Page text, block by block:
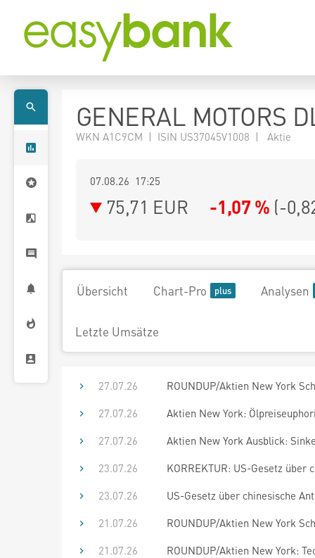
GENERAL MOTORS
WKN A1C9CM | ISIN US37045V1008 | Aktie
07.08.26 17:25
75,71 EUR -1,07 % (-
Übersicht Chart-Pro Analysen
Letzte Umsätze
27.07.26
ROUNDUP/Aktien New York
27.07.26
Aktien New York:
27.07.26
Aktien New York Ausblick:
23.07.26
KORREKTUR: US-Gesetz
23.07.26
US-Gesetz über chinesische
21.07.26
ROUNDUP/Aktien New York
21.07.26
ROUNDUP/Aktien New York: